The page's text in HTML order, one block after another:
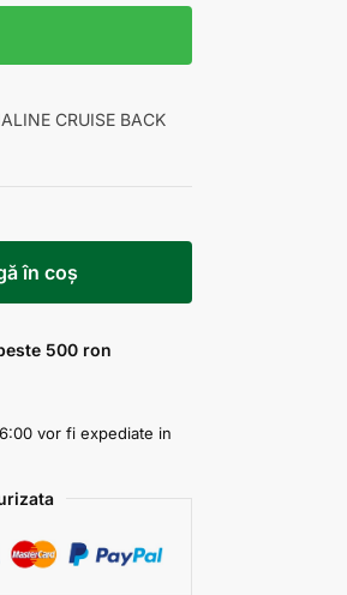
CRUISE BACK
în coș
500 ron
vor fi expediate in